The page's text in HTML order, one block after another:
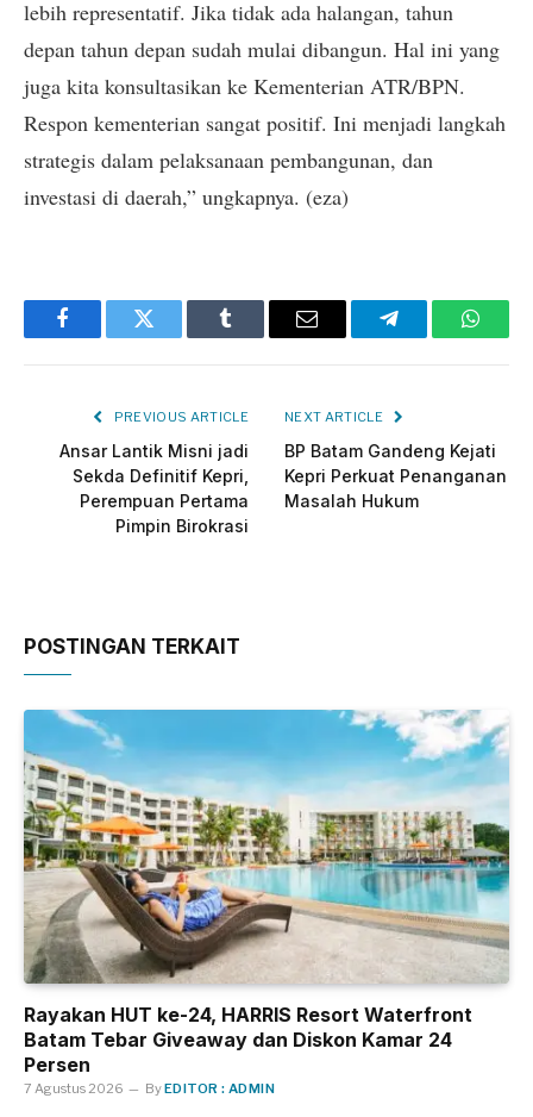
lebih representatif. Jika tidak ada halangan, tahun
depan tahun depan sudah mulai dibangun. Hal ini yang
juga kita konsultasikan ke Kementerian ATR/BPN.
Respon kementerian sangat positif. Ini menjadi langkah
strategis dalam pelaksanaan pembangunan, dan
investasi di daerah,” ungkapnya. (eza)
FacebookTwitter Tumblr Email Telegram
PREVIOUS ARTICLE
Ansar Lantik Misni jadi
Sekda Definitif Kepri,
Perempuan Pertama
Pimpin Birokrasi
NEXT ARTICLE
BP Batam Gandeng Kejati
Kepri Perkuat Penanganan
Masalah Hukum
POSTINGAN TERKAIT
Rayakan HUT ke-24, HARRIS Resort Waterfront
Batam Tebar Giveaway dan Diskon Kamar 24
Persen
7 Agustus 2026 ByEDITOR : ADMIN